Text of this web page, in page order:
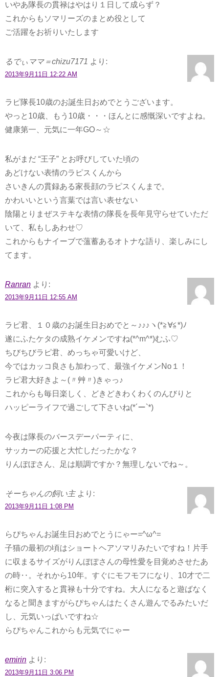
いやあ隊長の貫禄はやはり１日して成らず？
これからもソマリーズのまとめ役として
ご活躍をお祈りいたします
るでぃママ＝chizu7171 より:
2013年9月11日 12:22 AM
ラピ隊長10歳のお誕生日おめでとうございます。
やっと10歳、もう10歳・・・ほんとに感慨深いですよね。
健康第一、元気に一年GO～☆
私がまだ “王子” とお呼びしていた頃の
あどけない表情のラピスくんから
さいきんの貫録ある家長顔のラピスくんまで。
かわいいという言葉では言い表せない
陰陽とりまぜステキな表情の隊長を長年見守らせていただ
いて、私もしあわせ♡
これからもナイーブで薀蓄あるオトナな語り、楽しみにし
てます。
Ranran より:
2013年9月11日 12:55 AM
ラピ君、１０歳のお誕生日おめでと～♪♪♪ヽ(*≧∀≦*)ﾉ
遂にふたケタの成熟イケメンですね(*^m^*)むふ♡
ちびちびラピ君、めっちゃ可愛いけど、
今ではカッコ良さも加わって、最強イケメンNo１！
ラピ君大好きよ～(〃艸〃)きゃっ♪
これからも毎日楽しく、どきどきわくわくのんびりと
ハッピーライフで過ごして下さいね(*´ー`*)
今夜は隊長のバースデーパーティに、
サッカーの応援と大忙しだったかな？
りんぽぽさん、足は順調ですか？無理しないでね～。
そーちゃんの飼い主 より:
2013年9月11日 1:08 PM
らぴちゃんお誕生日おめでとうにゃー=^ω^=
子猫の最初の頃はショートヘアソマリみたいですね！片手
に収まるサイズがりんぽぽさんの母性愛を目覚めさせたあ
の時‥。それから10年。すぐにモフモフになり、10才で二
桁に突入すると貫禄も十分ですね。大人になると遊ばなく
なると聞きますがらぴちゃんはたくさん遊んでるみたいだ
し、元気いっぱいですね☆
らぴちゃんこれからも元気でにゃー
emirin より:
2013年9月11日 3:06 PM